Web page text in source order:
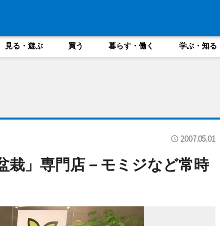
見る・遊ぶ 買う 暮らす・働く 学ぶ・知る
2007.05.01
栽」専門店－モミジなど常時